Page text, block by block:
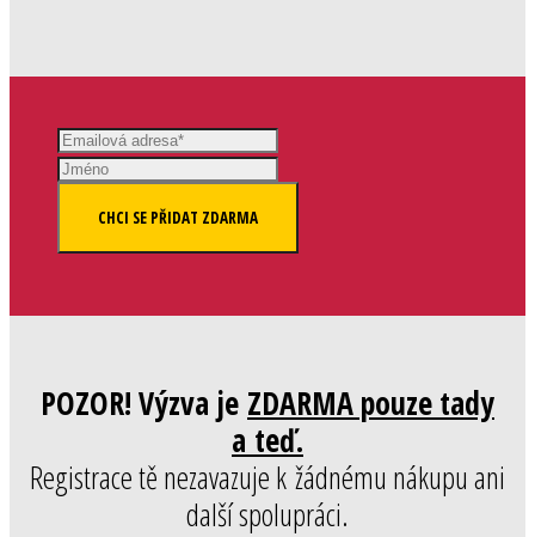
CHCI SE PŘIDAT ZDARMA
POZOR! Výzva je ZDARMA pouze tady
a teď.
Registrace tě nezavazuje k žádnému nákupu ani
další spolupráci.